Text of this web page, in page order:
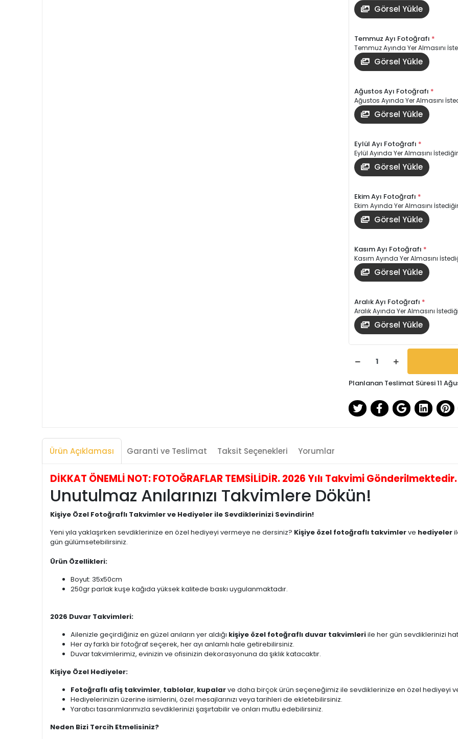
Görsel Yükle
Temmuz Ayı Fotoğrafı *
Temmuz Ayında Yer Almasını
Görsel Yükle
Ağustos Ayı Fotoğrafı *
Ağustos Ayında Yer Almasını
Görsel Yükle
Eylül Ayı Fotoğrafı *
Eylül Ayında Yer Almasını
Görsel Yükle
Ekim Ayı Fotoğrafı *
Ekim Ayında Yer Almasını
Görsel Yükle
Kasım Ayı Fotoğrafı *
Kasım Ayında Yer Almasını
Görsel Yükle
Aralık Ayı Fotoğrafı *
Aralık Ayında Yer Almasını
Görsel Yükle
Planlanan Teslimat Süresi 11
Ürün Açıklaması Garanti ve Teslimat Taksit Seçenekleri Yorumlar
DİKKAT ÖNEMLİ NOT: FOTOĞRAFLAR TEMSİLİDİR. 2026 Yılı Takvimi
Unutulmaz Anılarınızı Takvimlere Dökün!
Kişiye Özel Fotoğraflı Takvimler ve Hediyeler ile Sevdiklerinizi Sevindirin!
Yeni yıla yaklaşırken sevdiklerinize en özel hediyeyi vermeye ne dersiniz? Kişiye özel fotoğraflı takvimlerve hediyeler
gün gülümsetebilirsiniz.
Ürün Özellikleri:
Boyut: 35x50cm
250gr parlak kuşe kağıda yüksek kalitede baskı uygulanmaktadır.
2026 Duvar Takvimleri:
Ailenizle geçirdiğiniz en güzel anıların yer aldığı kişiye özel fotoğraflı duvar takvimleriile her gün sevdiklerinizi
Her ay farklı bir fotoğraf seçerek, her ayı anlamlı hale getirebilirsiniz.
Duvar takvimlerimiz, evinizin ve ofisinizin dekorasyonuna da şıklık katacaktır.
Kişiye Özel Hediyeler:
Fotoğraflı afiş takvimler, tablolar, kupalarve daha birçok ürün seçeneğimiz ile sevdiklerinize en özel hediyeyi
Hediyelerinizin üzerine isimlerini, özel mesajlarınızı veya tarihleri de ekletebilirsiniz.
Yaratıcı tasarımlarımızla sevdiklerinizi şaşırtabilir ve onları mutlu edebilirsiniz.
Neden Bizi Tercih Etmelisiniz?